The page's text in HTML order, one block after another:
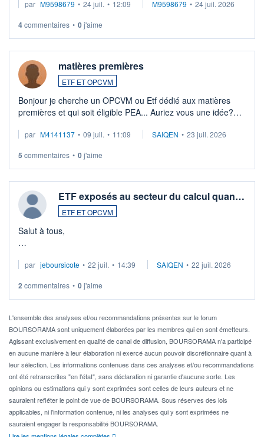
veux procéder à la vente, on me signale ...
par M9598679 • 24 juil. • 12:09 M9598679 • 24 juil. 2026
4commentaires • 0j'aime
matières premières
ETF ET OPCVM
Bonjour je cherche un OPCVM ou Etf dédié aux matières
premières et qui soit éligible PEA... Auriez vous une idée?
par M4141137 • 09 juil. • 11:09 SAIQEN • 23 juil. 2026
5 commentaires • 0j'aime
ETF exposés au secteur du calcul quan…
ETF ET OPCVM
Salut à tous,
via un ETF plutôt que des actions individuelles.
Idéalement, je voudrais qu'il soit éligible au PEA.
Pour l' ...
par jeboursicote • 22 juil. • 14:39 SAIQEN • 22 juil. 2026
2 commentaires • 0j'aime
L'ensemble des analyses et/ou recommandations présentes sur le forum
BOURSORAMA sont uniquement élaborées par les membres qui en sont émetteurs.
Agissant exclusivement en qualité de canal de diffusion, BOURSORAMA n'a participé
en aucune manière à leur élaboration ni exercé aucun pouvoir discrétionnaire quant à
leur sélection. Les informations contenues dans ces analyses et/ou recommandations
ont été retranscrites "en l'état", sans déclaration ni garantie d'aucune sorte. Les
opinions ou estimations qui y sont exprimées sont celles de leurs auteurs et ne
sauraient refléter le point de vue de BOURSORAMA. Sous réserves des lois
applicables, ni l'information contenue, ni les analyses qui y sont exprimées ne
sauraient engager la responsabilité BOURSORAMA.